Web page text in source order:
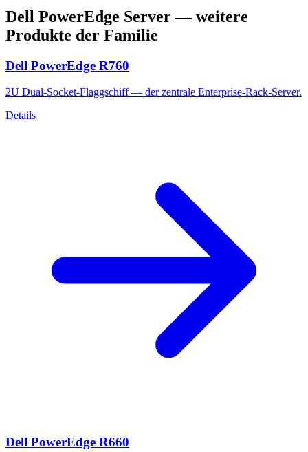
Dell PowerEdge Server — weitere
Produkte der Familie
Dell PowerEdge R760
2U Dual-Socket-Flaggschiff — der zentrale Enterprise-Rack-Server.
Details
Dell PowerEdge R660